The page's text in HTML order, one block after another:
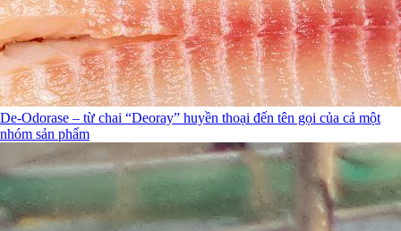
De-Odorase – từ chai “Deoray” huyền thoại đến tên gọi của cả một
nhóm sản phẩm